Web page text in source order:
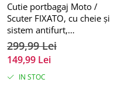
Cutie portbagaj Moto /
Scuter FIXATO, cu cheie și
sistem antifurt,
39x39x29cm, Negru
299,99 Lei
149,99 Lei
IN STOC